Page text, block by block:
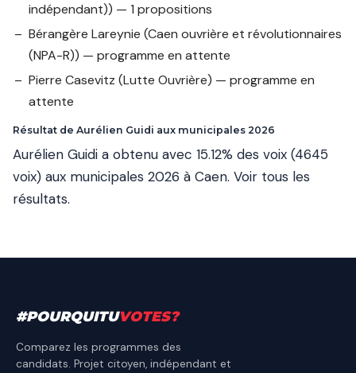
indépendant)) — 1 propositions
Bérangère Lareynie (Caen ouvrière et révolutionnaires
(NPA-R)) — programme en attente
Pierre Casevitz (Lutte Ouvrière) — programme en
attente
Résultat de Aurélien Guidi aux municipales 2026
Aurélien Guidi a obtenu avec 15.12% des voix (4645
voix) aux municipales 2026 à Caen. Voir tous les
résultats.
#POURQUITUVOTES?
Comparez les programmes des
candidats. Projet citoyen, indépendant et